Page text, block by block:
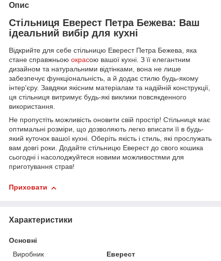
Опис
Стільниця Еверест Петра Бежева: Ваш
ідеальний вибір для кухні
Відкрийте для себе стільницю Еверест Петра Бежева, яка
стане справжньою окрасою вашої кухні. З її елегантним
дизайном та натуральними відтінками, вона не лише
забезпечує функціональність, а й додає стилю будь-якому
інтер'єру. Завдяки якісним матеріалам та надійній конструкції,
ця стільниця витримує будь-які виклики повсякденного
використання.
Не пропустіть можливість оновити свій простір! Стільниця має
оптимальні розміри, що дозволяють легко вписати її в будь-
який куточок вашої кухні. Оберіть якість і стиль, які прослужать
вам довгі роки. Додайте стільницю Еверест до свого кошика
сьогодні і насолоджуйтеся новими можливостями для
приготування страв!
Приховати
Характеристики
Основні
Виробник
Еверест